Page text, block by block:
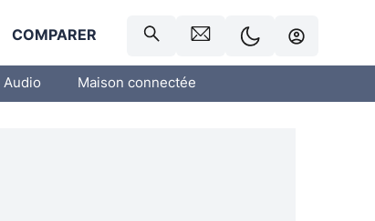
COMPARER
Audio Maison connectée